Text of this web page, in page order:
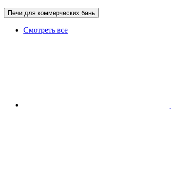
Печи для коммерческих бань
Смотреть все